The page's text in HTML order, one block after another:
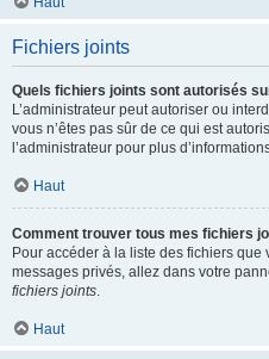
Fichiers joints
Quels fichiers joints sont autorisés
L’administrateur peut autoriser ou
vous n’êtes pas sûr de ce qui est
l’administrateur pour plus
Haut
Comment trouver tous mes fichiers
Pour accéder à la liste des fichiers
messages privés, allez dans votre
fichiers joints.
Haut